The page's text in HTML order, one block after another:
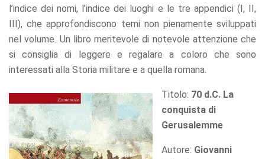
l’indice dei nomi, l’indice dei luoghi e le tre appendici (I, II,
III), che approfondiscono temi non pienamente sviluppati
nel volume. Un libro meritevole di notevole attenzione che
si consiglia di leggere e regalare a coloro che sono
interessati alla Storia militare e a quella romana.
Titolo: 70 d.C. La
conquista di
Gerusalemme
Autore: Giovanni